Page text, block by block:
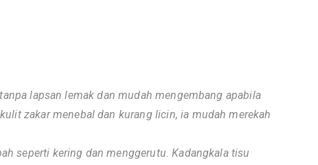
lapsan lemak dan mudah mengembang apabila
zakar menebal dan kurang licin, ia mudah merekah
seperti kering dan menggerutu. Kadangkala tisu